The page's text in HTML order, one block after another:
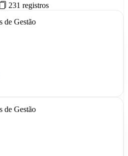
231 registros
de Gestão
de Gestão